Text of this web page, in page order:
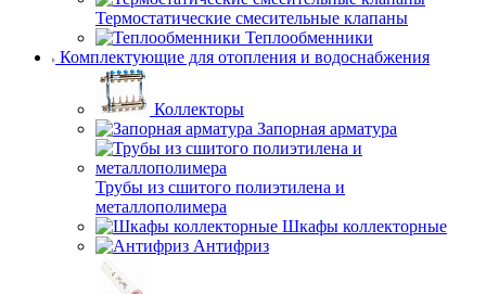
Термостатические смесительные клапаны
Теплообменники
Комплектующие для отопления и водоснабжения
Коллекторы
Запорная арматура
Трубы из сшитого полиэтилена и
металлополимера
Шкафы коллекторные
Антифриз